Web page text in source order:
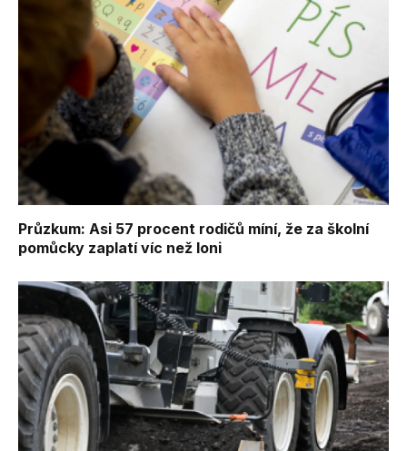
Průzkum: Asi 57 procent rodičů míní, že za školní
pomůcky zaplatí víc než loni